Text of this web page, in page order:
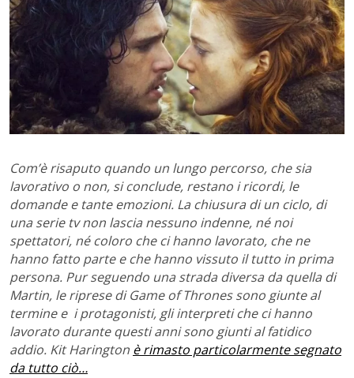
Com’è risaputo quando un lungo percorso, che sia
lavorativo o non, si conclude, restano i ricordi, le
domande e tante emozioni. La chiusura di un ciclo, di
una serie tv non lascia nessuno indenne, né noi
spettatori, né coloro che ci hanno lavorato, che ne
hanno fatto parte e che hanno vissuto il tutto in prima
persona. Pur seguendo una strada diversa da quella di
Martin, le riprese di Game of Thrones sono giunte al
termine e i protagonisti, gli interpreti che ci hanno
lavorato durante questi anni sono giunti al fatidico
addio. Kit Harington è rimasto particolarmente segnato
da tutto ciò…